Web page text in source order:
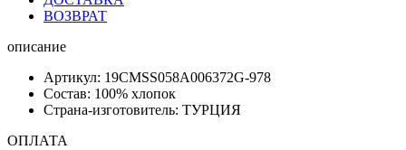
ВОЗВРАТ
описание
Артикул: 19CMSS058A006372G-978
Состав: 100% хлопок
Страна-изготовитель: ТУРЦИЯ
ОПЛАТА